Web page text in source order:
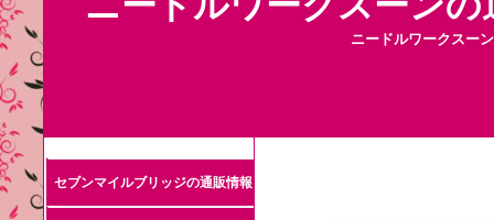
ニードルワークスー
セブンマイルブリッジの通販情報